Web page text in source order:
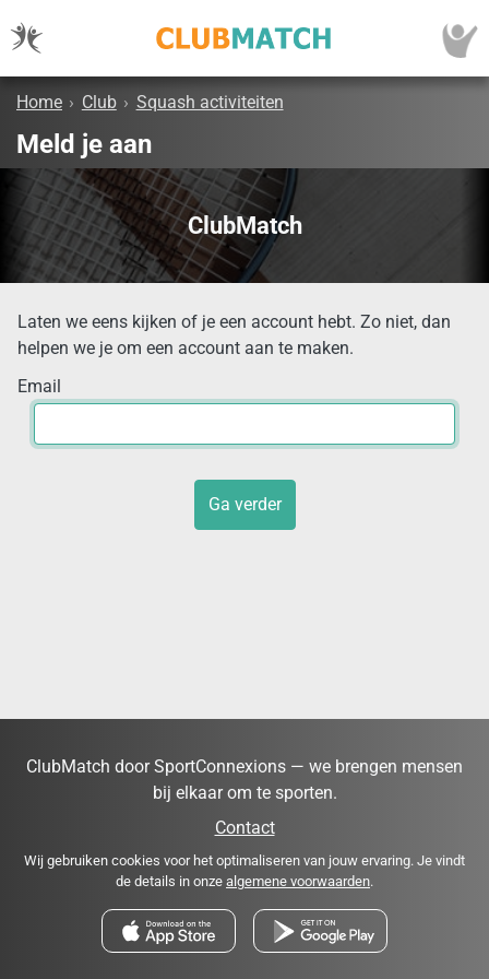
Home › Club › Squash activiteiten
Meld je aan
ClubMatch
Laten we eens kijken of je een account hebt. Zo niet, dan
helpen we je om een account aan te maken.
Email
Ga verder
ClubMatch door SportConnexions — we brengen mensen
bij elkaar om te sporten.
Contact
Wij gebruiken cookies voor het optimaliseren van jouw ervaring. Je vindt
de details in onze algemene voorwaarden.